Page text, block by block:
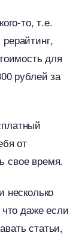
то, т.е.
для
рублей за
от
свое время.
несколько
что даже если
статьи,